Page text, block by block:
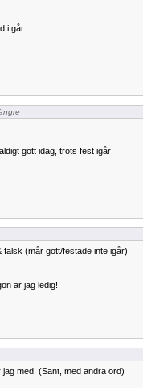
i går.
gott idag, trots fest igår
falsk (mår gott/festade inte igår)
är jag ledig!!
jag med. (Sant, med andra ord)